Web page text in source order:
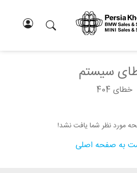
سیستم
خطای 404
مورد نظر شما یافت نشد!
به صفحه اصلی